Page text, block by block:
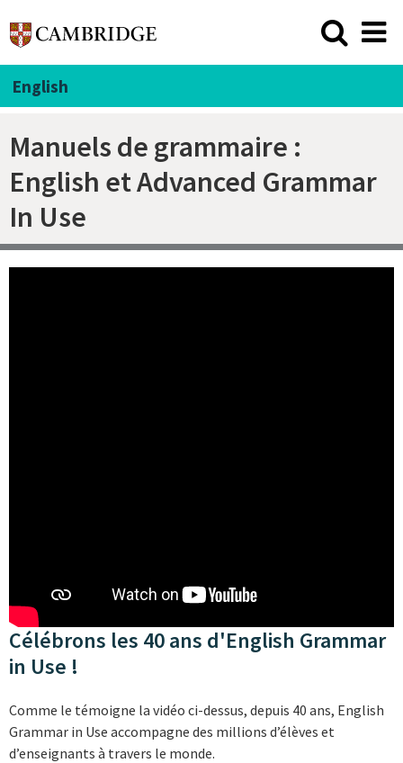
English
Manuels de grammaire :
English et Advanced Grammar
In Use
Célébrons les 40 ans d'English Grammar
in Use !
Comme le témoigne la vidéo ci-dessus, depuis 40 ans, English
Grammar in Use accompagne des millions d’élèves et
d’enseignants à travers le monde.